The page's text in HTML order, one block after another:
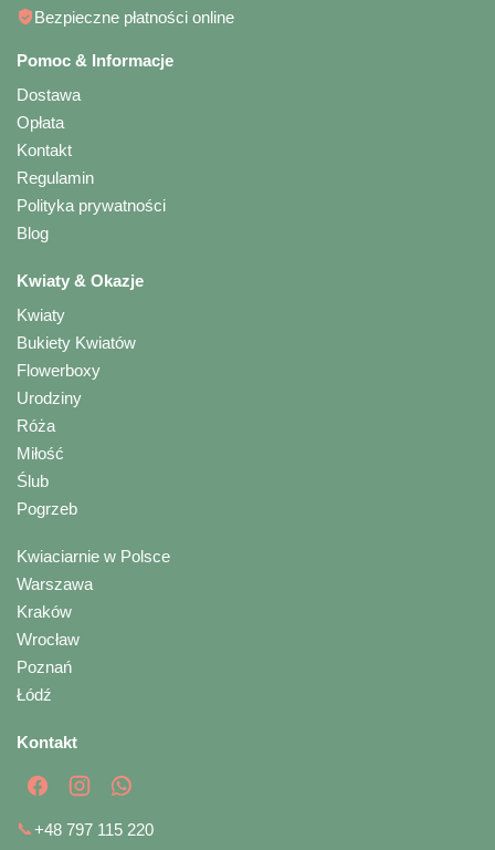
Bezpieczne płatności online
Pomoc & Informacje
Dostawa
Opłata
Kontakt
Regulamin
Polityka prywatności
Blog
Kwiaty & Okazje
Kwiaty
Bukiety Kwiatów
Flowerboxy
Urodziny
Róża
Miłość
Ślub
Pogrzeb
Kwiaciarnie w Polsce
Warszawa
Kraków
Wrocław
Poznań
Łódź
Kontakt
📞+48 797 115 220